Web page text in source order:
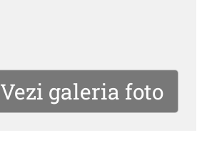
Vezi galeria foto